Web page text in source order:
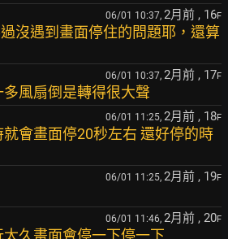
06/01 10:37, 2月前 , 16F
沒遇到畫面停住的問題耶，還算
06/01 10:37, 2月前 , 17F
風扇倒是轉得很大聲
06/01 11:25, 2月前 , 18F
會畫面停20秒左右 還好停的時
06/01 11:25, 2月前 , 19F
06/01 11:46, 2月前 , 20F
久畫面會停一下停一下